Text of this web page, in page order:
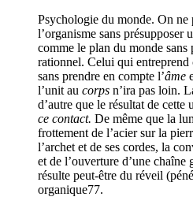
Psychologie du monde. On ne
l’organisme sans présupposer
comme le plan du monde sans
rationnel. Celui qui entreprend
sans prendre en compte l’âme
l’unit au corps n’ira pas loin.
d’autre que le résultat de cette
ce contact. De même que la
frottement de l’acier sur la
l’archet et de ses cordes, la
et de l’ouverture d’une
résulte peut-être du réveil
organique77.